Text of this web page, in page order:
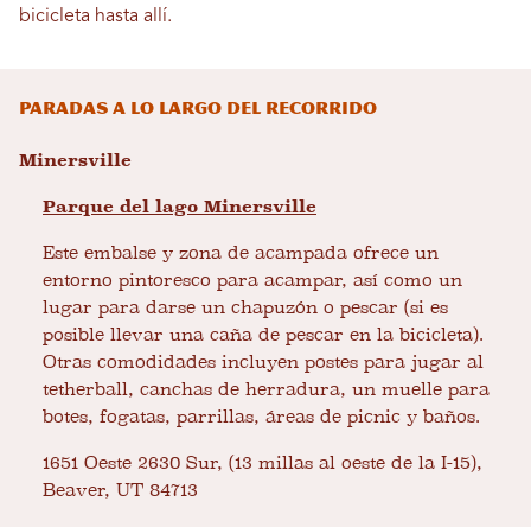
bicicleta hasta allí.
Paradas a lo largo del recorrido
Minersville
Parque del lago Minersville
Este embalse y zona de acampada ofrece un
entorno pintoresco para acampar, así como un
lugar para darse un chapuzón o pescar (si es
posible llevar una caña de pescar en la bicicleta).
Otras comodidades incluyen postes para jugar al
tetherball, canchas de herradura, un muelle para
botes, fogatas, parrillas, áreas de picnic y baños.
1651 Oeste 2630 Sur, (13 millas al oeste de la I-15),
Beaver, UT 84713